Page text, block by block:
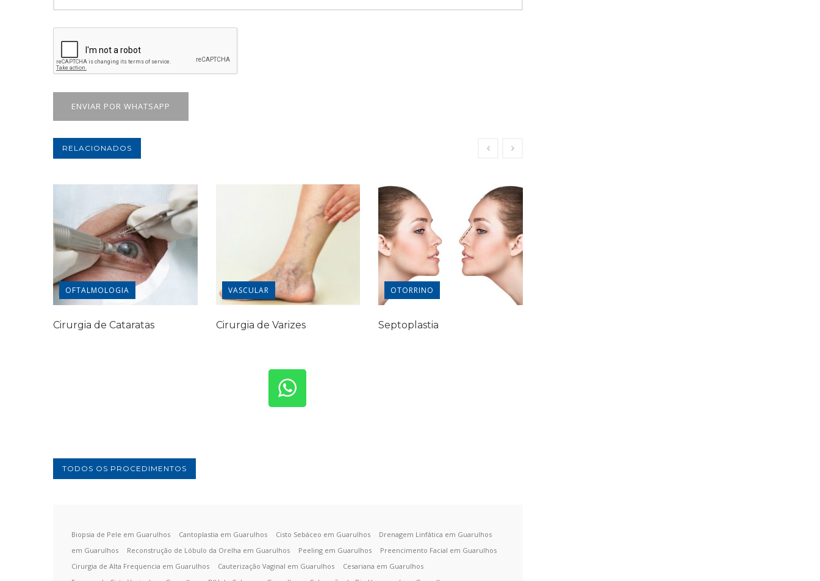
ENVIAR POR WHATSAPP
RELACIONADOS
OFTALMOLOGIA
Cirurgia de Cataratas
VASCULAR
Cirurgia de Varizes
OTORRINO
Septoplastia
TODOS OS PROCEDIMENTOS
Biopsia de Pele em Guarulhos Cantoplastia em Guarulhos Cisto Sebáceo em Guarulhos
Drenagem Linfática em Guarulhos
em Guarulhos
Reconstrução de Lóbulo da Orelha em Guarulhos Peeling em Guarulhos
Preencimento Facial em Guarulhos
Cirurgia de Alta Frequencia em Guarulhos
Cauterização Vaginal em Guarulhos
Cesariana em Guarulhos